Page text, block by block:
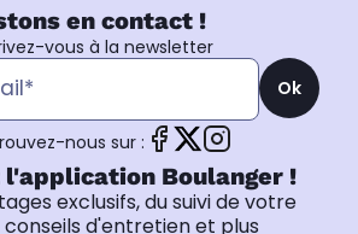
en contact !
vous à la newsletter
Ok
nous sur :
l'application Boulanger !
exclusifs, du suivi de votre
d'entretien et plus